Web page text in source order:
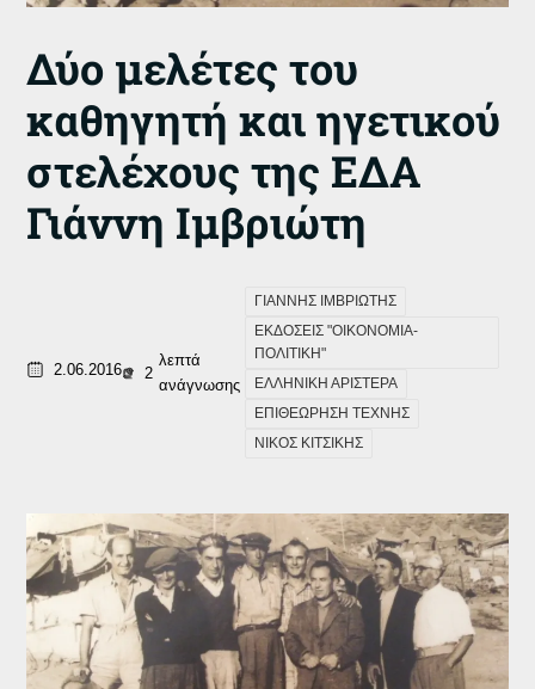
Δύο μελέτες του
καθηγητή και ηγετικού
στελέχους της ΕΔΑ
Γιάννη Ιμβριώτη
2.06.2016 2
λεπτά
ανάγνωσης
ΓΙΑΝΝΗΣ ΙΜΒΡΙΩΤΗΣ
ΕΚΔΟΣΕΙΣ "ΟΙΚΟΝΟΜΙΑ-
ΠΟΛΙΤΙΚΗ"
ΕΛΛΗΝΙΚΗ ΑΡΙΣΤΕΡΑ
ΕΠΙΘΕΩΡΗΣΗ ΤΕΧΝΗΣ
ΝΙΚΟΣ ΚΙΤΣΙΚΗΣ